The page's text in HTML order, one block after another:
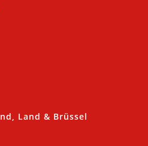
Land & Brüssel